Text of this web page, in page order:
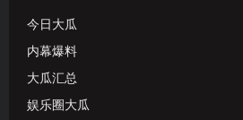
今日大瓜
内幕爆料
大瓜汇总
娱乐圈大瓜